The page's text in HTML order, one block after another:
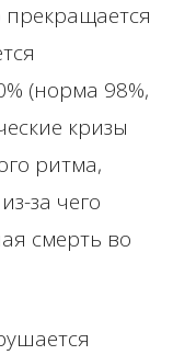
(норма 98%,
кризы
ритма,
за чего
смерть во